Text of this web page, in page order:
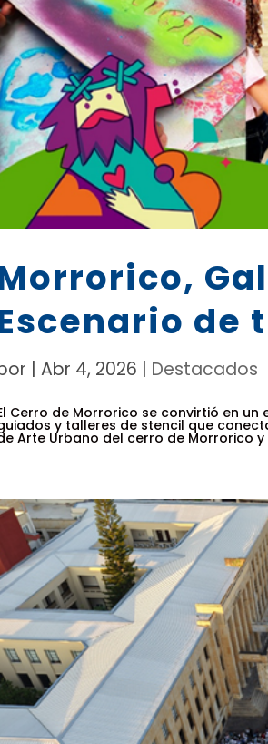
|Abr 4, 2026 Destacados
Cerro de Morrorico se convirtió en
y talleres de stencil que
Arte Urbano del cerro de Morrorico y